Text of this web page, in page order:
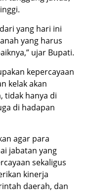
yang hari ini
yang harus
ujar Bupati.
kepercayaan
kelak akan
tidak hanya di
di hadapan
agar para
jabatan yang
sekaligus
kinerja
daerah, dan